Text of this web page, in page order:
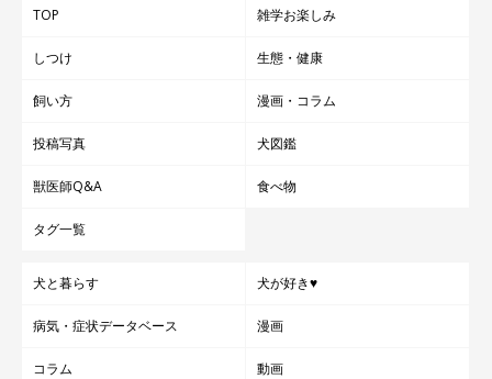
TOP 雑学お楽しみ
しつけ 生態・健康
飼い方 漫画・コラム
投稿写真 犬図鑑
獣医師Q&A 食べ物
タグ一覧
犬と暮らす 犬が好き♥
病気・症状データベース 漫画
コラム 動画